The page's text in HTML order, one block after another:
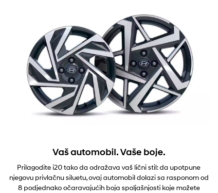
Vaš automobil. Vaše boje.
Prilagodite i20 tako da odražava vaš lični stil: da upotpune
njegovu privlačnu siluetu, ovaj automobil dolazi sa rasponom od
8 podjednako očaravajućih boja spoljašnjosti koje možete